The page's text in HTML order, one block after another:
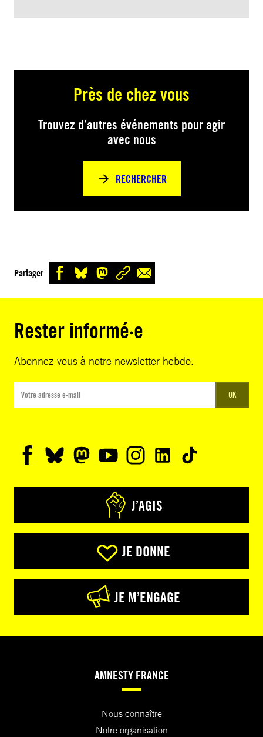
Près de chez vous
Trouvez d’autres événements pour agir
avec nous
RECHERCHER
Partager
Rester informé·e
Abonnez-vous à notre newsletter hebdo.
OK
J’AGIS
JE DONNE
JE M’ENGAGE
AMNESTY FRANCE
Nous connaître
Notre organisation